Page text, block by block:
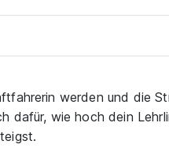
werden und die
dafür, wie hoch dein